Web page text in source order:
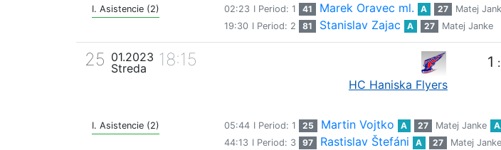
I. Asistencie (2) 02:23 I Period: 1 41 Marek Oravec ml. A 27 Matej
19:30 I Period: 2 81 Stanislav Zajac A 27 Matej Janke
25 01.2023
Streda
18:15
HC Haniska Flyers
1 :
I. Asistencie (2) 05:44 I Period: 1 25 Martin Vojtko A 27 Matej Janke
44:13 I Period: 3 97 Rastislav Štefáni A 27 Matej Janke